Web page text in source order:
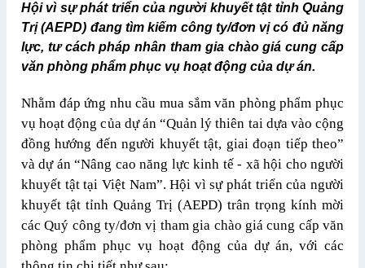
Hội vì sự phát triển của người khuyết tật tỉnh Quảng
Trị (AEPD) đang tìm kiếm công ty/đơn vị có đủ năng
lực, tư cách pháp nhân tham gia chào giá cung cấp
văn phòng phẩm phục vụ hoạt động của dự án.
Nhằm đáp ứng nhu cầu mua sắm văn phòng phẩm phục
vụ hoạt động của dự án “Quản lý thiên tai dựa vào cộng
đồng hướng đến người khuyết tật, giai đoạn tiếp theo”
và dự án “Nâng cao năng lực kinh tế - xã hội cho người
khuyết tật tại Việt Nam”. Hội vì sự phát triển của người
khuyết tật tỉnh Quảng Trị (AEPD) trân trọng kính mời
các Quý công ty/đơn vị tham gia chào giá cung cấp văn
phòng phẩm phục vụ hoạt động của dự án, với các